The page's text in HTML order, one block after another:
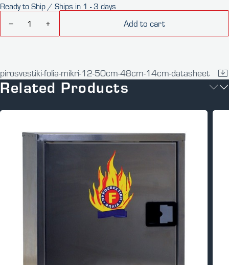
Ready to Ship / Ships in 1 - 3 days
−
+ Add to cart
pirosvestiki-folia-mikri-12-50cm-48cm-14cm-datasheet
Related Products